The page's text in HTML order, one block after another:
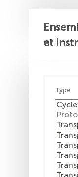
et
Type